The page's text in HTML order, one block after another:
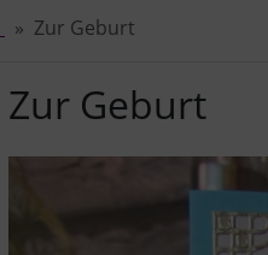
Zur Geburt
Zur Geburt